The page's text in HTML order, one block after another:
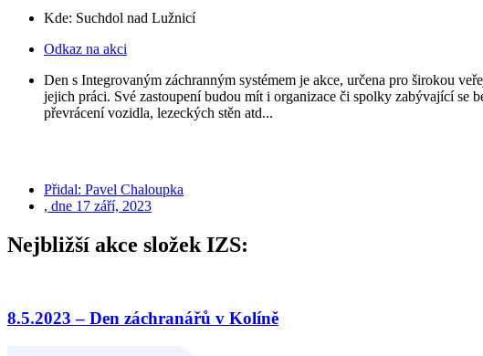
Kde: Suchdol nad Lužnicí
Odkaz na akci
Den s Integrovaným záchranným systémem je akce, určena pro širokou
jejich práci. Své zastoupení budou mít i organizace či spolky zabývající se
převrácení vozidla, lezeckých stěn atd...
Přidal: Pavel Chaloupka
, dne 17 září, 2023
Nejbližší akce složek IZS:
8.5.2023 – Den záchranářů v Kolíně